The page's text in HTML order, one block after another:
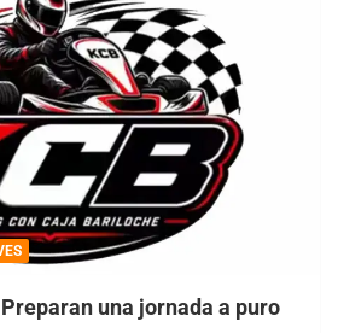
Preparan una jornada a puro